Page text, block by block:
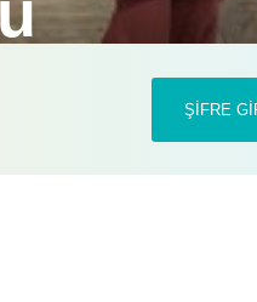
köklü veteriner
ŞİFRE